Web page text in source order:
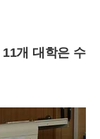
기
개 대학은 수